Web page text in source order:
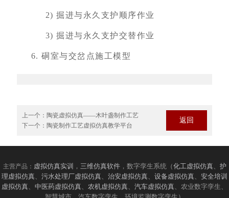
2)掘进与永久支护顺序作业
3)掘进与永久支护交替作业
6.硐室与交岔点施工模型
上一个： 陶瓷虚拟仿真——木叶盏制作工艺
下一个： 陶瓷制作工艺虚拟仿真教学平台
返回
主营产品： 虚拟仿真实训 ， 三维仿真软件，数字孪生系统（化工虚拟仿真、 护
理虚拟仿真、 污水处理厂虚拟仿真、 治安虚拟仿真、 设备虚拟仿真、 安全培训
虚拟仿真、 中医药虚拟仿真、 农机虚拟仿真、 汽车虚拟仿真、农业数字孪生、